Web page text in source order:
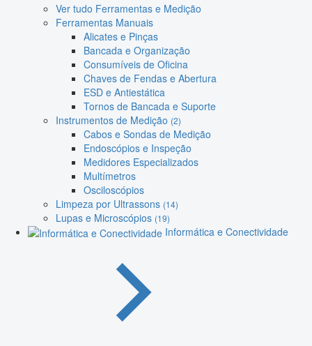
Ver tudo Ferramentas e Medição
Ferramentas Manuais
Alicates e Pinças
Bancada e Organização
Consumíveis de Oficina
Chaves de Fendas e Abertura
ESD e Antiestática
Tornos de Bancada e Suporte
Instrumentos de Medição (2)
Cabos e Sondas de Medição
Endoscópios e Inspeção
Medidores Especializados
Multímetros
Osciloscópios
Limpeza por Ultrassons (14)
Lupas e Microscópios (19)
Informática e Conectividade